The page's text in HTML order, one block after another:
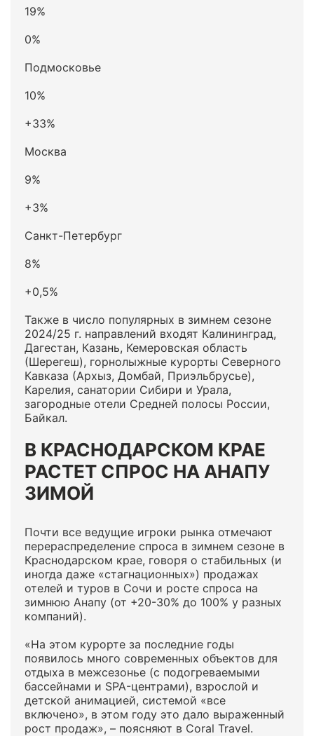
19%
0%
Подмосковье
10%
+33%
Москва
9%
+3%
Санкт-Петербург
8%
+0,5%
Также в число популярных в зимнем сезоне
2024/25 г. направлений входят Калининград,
Дагестан, Казань, Кемеровская область
(Шерегеш), горнолыжные курорты Северного
Кавказа (Архыз, Домбай, Приэльбрусье),
Карелия, санатории Сибири и Урала,
загородные отели Средней полосы России,
Байкал.
В КРАСНОДАРСКОМ КРАЕ
РАСТЕТ СПРОС НА АНАПУ
ЗИМОЙ
Почти все ведущие игроки рынка отмечают
перераспределение спроса в зимнем сезоне в
Краснодарском крае, говоря о стабильных (и
иногда даже «стагнационных») продажах
отелей и туров в Сочи и росте спроса на
зимнюю Анапу (от +20-30% до 100% у разных
компаний).
«На этом курорте за последние годы
появилось много современных объектов для
отдыха в межсезонье (с подогреваемыми
бассейнами и SPA-центрами), взрослой и
детской анимацией, системой «все
включено», в этом году это дало выраженный
рост продаж», – поясняют в Coral Travel.